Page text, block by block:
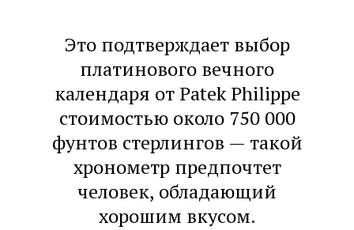
Это подтверждает выбор
платинового вечного
календаря от Patek Philippe
стоимостью около 750 000
фунтов стерлингов — такой
хронометр предпочтет
человек, обладающий
хорошим вкусом.